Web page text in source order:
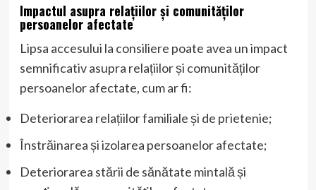
Impactul asupra relațiilor și comunităților
persoanelor afectate
Lipsa accesului la consiliere poate avea un impact
semnificativ asupra relațiilor și comunităților
persoanelor afectate, cum ar fi:
Deteriorarea relațiilor familiale și de prietenie;
Înstrăinarea și izolarea persoanelor afectate;
Deteriorarea stării de sănătate mintală și